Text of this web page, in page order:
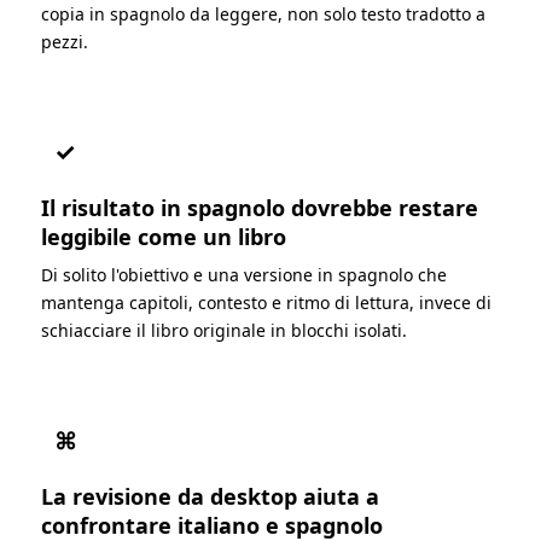
copia in spagnolo da leggere, non solo testo tradotto a
pezzi.
✓
Il risultato in spagnolo dovrebbe restare
leggibile come un libro
Di solito l'obiettivo e una versione in spagnolo che
mantenga capitoli, contesto e ritmo di lettura, invece di
schiacciare il libro originale in blocchi isolati.
⌘
La revisione da desktop aiuta a
confrontare italiano e spagnolo